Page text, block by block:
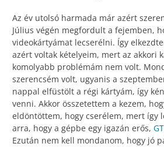
Az év utolsó harmada már azért
Július végén megfordult a fejemben,
videokártyámat lecserélni. Így
azért voltak kételyeim, mert az akkori
komolyabb problémám nem volt.
szerencsém volt, ugyanis a
nappal elfüstölt a régi kártyám, így
venni. Akkor összetettem a kezem,
eldöntöttem, hogy cserélem, mert így
arra, hogy a gépbe egy igazán erős,
Ezután nem kell mondanom, hogy jó